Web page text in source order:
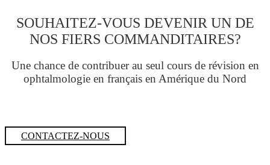
SOUHAITEZ-VOUS DEVENIR UN DE
NOS FIERS COMMANDITAIRES?
Une chance de contribuer au seul cours de révision en
ophtalmologie en français en Amérique du Nord
CONTACTEZ-NOUS